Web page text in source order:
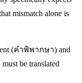
mismatch alone is
(คำพิพากษา) and
be translated